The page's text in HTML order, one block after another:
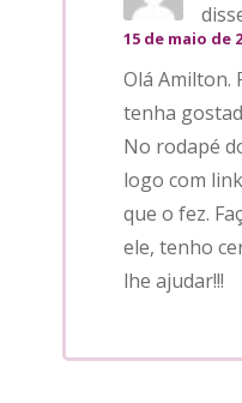
15 de maio de
Olá Amilton.
tenha
No rodapé
logo com
que o fez.
ele, tenho
lhe ajudar!!!